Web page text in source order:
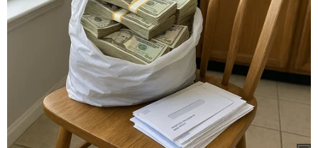
Cho tới nay đã có nhiều nghiên cứu khoa học
cho thấy tắm hơi có liên quan tới việc tăng
cường sức khỏe tim mạch, tuy nhiên chưa có
nghiên cứu nào đưa ra được lý giải cụ thể./.
(TTXVN/Vietnam+)